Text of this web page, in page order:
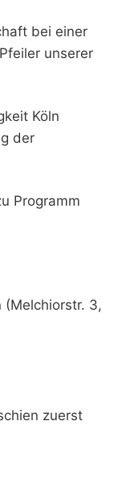
bei einer
unserer
Köln
der
Programm
(Melchiorstr. 3,
zuerst